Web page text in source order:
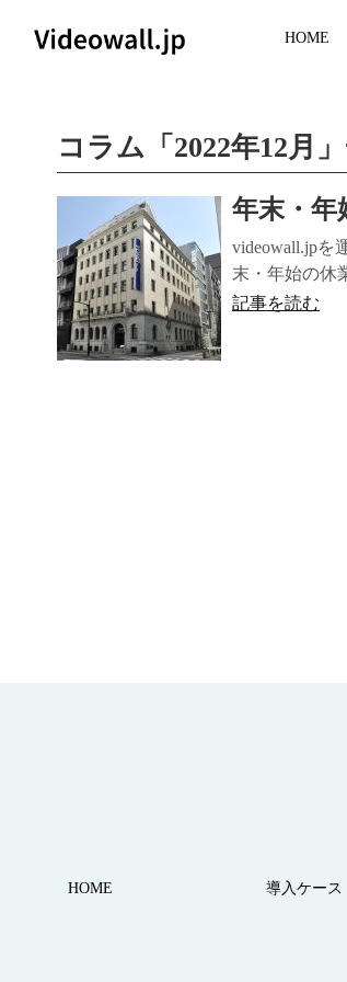
HOME
コラム 「 2022年12月 」
年末・年
videowall.jpを
末・年始の休
記事を読む
HOME 導⼊ケース